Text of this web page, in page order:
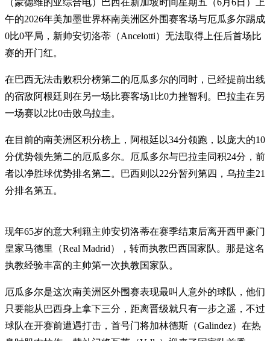
午的2026年美加墨世界杯南美洲区外围赛客场与厄瓜多尔踢成
0比0平局，新帅安切洛蒂（Ancelotti）无法取得上任后首场比
赛的开门红。
在巴西无法击败积分榜第二的厄瓜多尔的同时，已经提前出线
的宿敌阿根廷则在另一场比赛客场1比0力挫智利。巴拉圭在另
一场赛以2比0击败乌拉圭。
在目前的南美洲区积分榜上，阿根廷以34分领跑，以庞大的10
分优势领先第二的厄瓜多尔。厄瓜多尔与巴拉圭同积24分，前
者以净胜球优势排名第二。巴西则以22分暂列第四，乌拉圭21
分排名第五。
现年65岁的意大利籍主帅安切洛蒂在赛季结束后离开西甲豪门
皇家马德里（Real Madrid），转而执教巴西国家队。那是这名
执教经验丰富的主帅第一次执教国家队。
厄瓜多尔是这次南美洲区外围赛表现最叫人意外的球队，他们
只要能从巴西身上拿下三分，距离晋级就只有一步之遥，不过
球队在开赛前遭遇打击，首号门将加林德斯（Galindez）在热